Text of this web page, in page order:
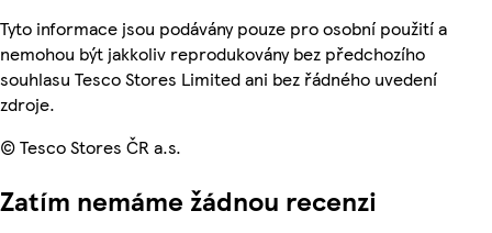
Tyto informace jsou podávány pouze pro osobní použití a
nemohou být jakkoliv reprodukovány bez předchozího
souhlasu Tesco Stores Limited ani bez řádného uvedení
zdroje.
© Tesco Stores ČR a.s.
Zatím nemáme žádnou recenzi